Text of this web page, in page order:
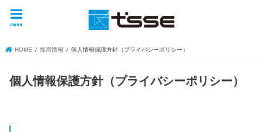
menu
HOME 採用情報 個人情報保護方針（プライバシーポリシー）
個人情報保護方針（プライバシーポリシー）